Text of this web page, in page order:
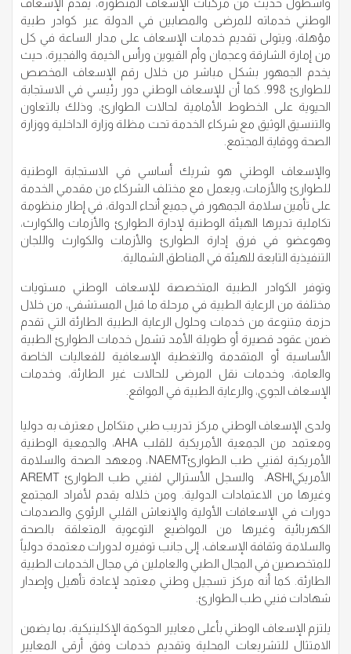
الوطني خدماته للمرضى والمصابين في الدولة عبر كوادر طبية
مؤهلة، ويتولى تقديم خدمات الإسعاف على مدار الساعة في كل
من إمارة الشارقة وعجمان وأم القيوين ورأس الخيمة والفجيرة، حيث
يخدم الجمهور بشكل مباشر من خلال رقم الإسعاف المخصص
للطوارئ 998. كما أن للإسعاف الوطني دور رئيسي في الاستجابة
الحيوية على الخطوط الأمامية لحالات الطوارئ، وذلك بالتعاون
والتنسيق الوثيق مع شركاء الخدمة تحت مظلة وزارة الداخلية ووزارة
الصحة ووقاية المجتمع.
والإسعاف الوطني هو شريك أساسي في الاستجابة الوطنية
للطوارئ والأزمات، ويعمل مع مختلف الشركاء من مقدمي الخدمة
على تأمين سلامة الجمهور في جميع أنحاء الدولة، في إطار منظومة
تكاملية تديرها الهيئة الوطنية لإدارة الطوارئ والأزمات والكوارث،
وهوعضو في فرق إدارة الطوارئ والأزمات والكوارث واللجان
التنفيذية التابعة للهيئة في المناطق الشمالية.
وتوفر الكوادر الطبية المتخصصة للإسعاف الوطني مستويات
مختلفة من الرعاية الطبية في مرحلة ما قبل المستشفى، من خلال
حزمة متنوعة من خدمات وحلول الرعاية الطبية الطارئة التي تقدم
ضمن عقود قصيرة أو طويلة الأمد تشمل خدمات الطوارئ الطبية
الأساسية أو المتقدمة والتغطية الإسعافية للفعاليات الخاصة
والعامة، وخدمات نقل المرضى للحالات غير الطارئة، وخدمات
الإسعاف الجوي، والرعاية الطبية في المواقع.
ولدى الإسعاف الوطني مركز تدريب طبي متكامل معترف به دوليا
ومعتمد من الجمعية الأمريكية للقلب AHA، والجمعية الوطنية
الأمريكية لفنيي طب الطوارئNAEMT، ومعهد الصحة والسلامة
الأمريكيASHI، والسجل الأسترالي لفنيي طب الطوارئ AREMT
وغيرها من الاعتمادات الدولية. ومن خلاله يقدم لأفراد المجتمع
دورات في الإسعافات الأولية والإنعاش القلبي الرئوي والصدمات
الكهربائية وغيرها من المواضيع التوعوية المتعلقة بالصحة
والسلامة وثقافة الإسعاف، إلى جانب توفيره لدورات معتمدة دولياً
للمتخصصين في المجال الطبي والعاملين في مجال الخدمات الطبية
الطارئة. كما أنه مركز تسجيل وطني معتمد لإعادة تأهيل وإصدار
شهادات فنيي طب الطوارئ.
يلتزم الإسعاف الوطني بأعلى معايير الحوكمة الإكلينيكية، بما يضمن
الامتثال للتشريعات المحلية وتقديم خدمات وفق أرقى المعايير